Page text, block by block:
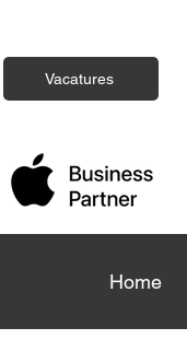
Vacatures
Home